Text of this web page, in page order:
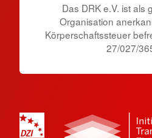
Das DRK e.V. ist als
Organisation
Körperschaftssteuer
27/027/